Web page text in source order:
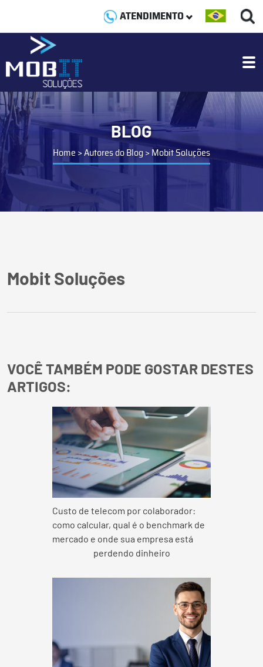
ATENDIMENTO
BLOG
Home >Autores do Blog> Mobit Soluções
Mobit Soluções
VOCÊ TAMBÉM PODE GOSTAR DESTES
ARTIGOS:
Custo de telecom por colaborador:
como calcular, qual é o benchmark de
mercado e onde sua empresa está
perdendo dinheiro